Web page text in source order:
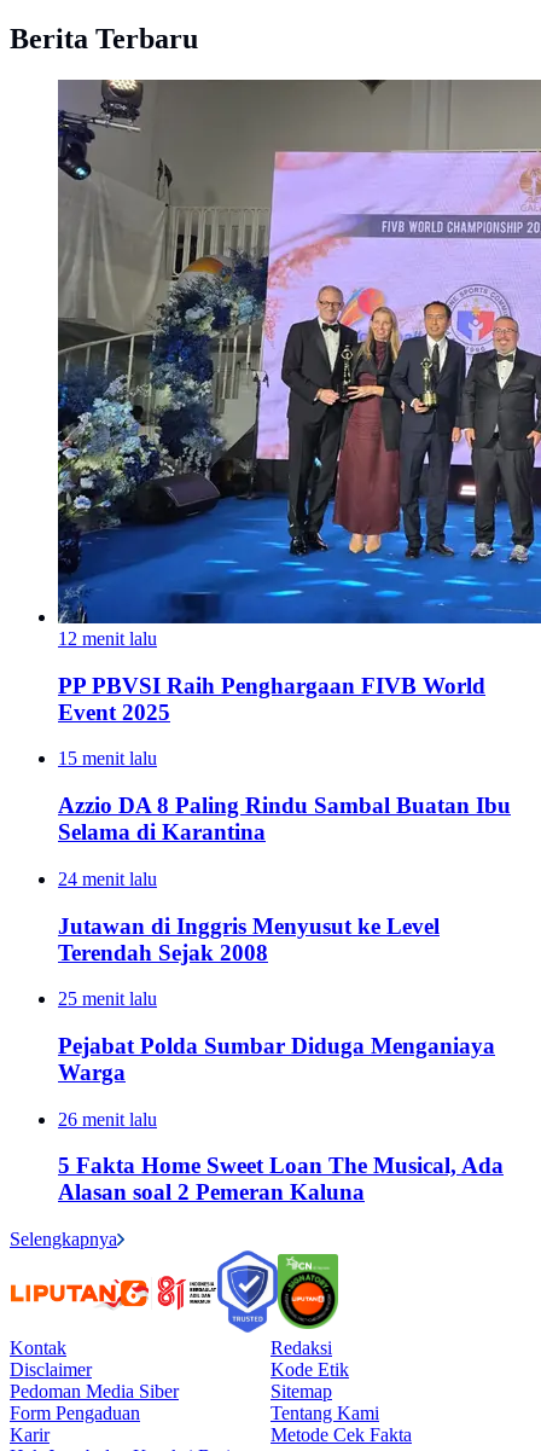
Berita Terbaru
12 menit lalu
PP PBVSI Raih Penghargaan FIVB World
Event 2025
15 menit lalu
Azzio DA 8 Paling Rindu Sambal Buatan Ibu
Selama di Karantina
24 menit lalu
Jutawan di Inggris Menyusut ke Level
Terendah Sejak 2008
25 menit lalu
Pejabat Polda Sumbar Diduga Menganiaya
Warga
26 menit lalu
5 Fakta Home Sweet Loan The Musical, Ada
Alasan soal 2 Pemeran Kaluna
Selengkapnya
Kontak
Redaksi
Disclaimer
Kode Etik
Pedoman Media Siber
Sitemap
Form Pengaduan
Tentang Kami
Karir
Metode Cek Fakta